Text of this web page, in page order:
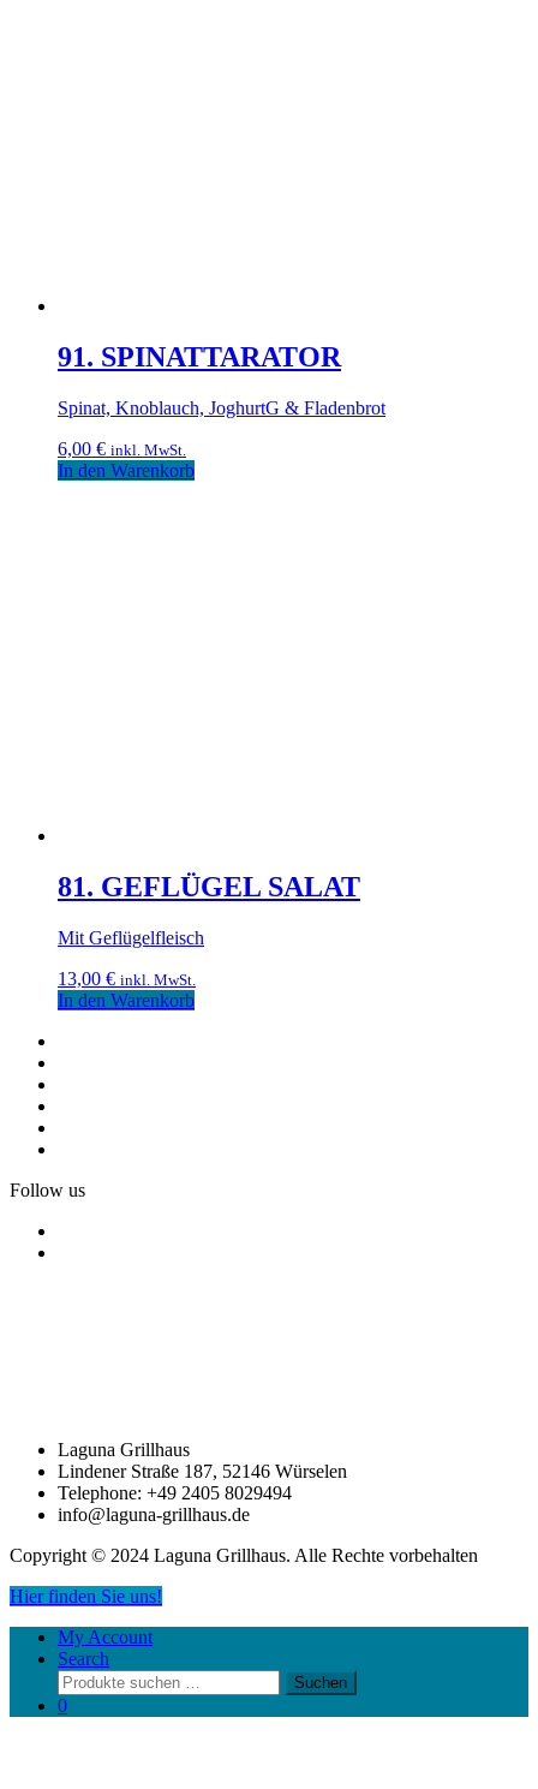
91. SPINATTARATOR
Spinat, Knoblauch, JoghurtG & Fladenbrot
6,00 € inkl. MwSt.
In den Warenkorb
81. GEFLÜGEL SALAT
Mit Geflügelfleisch
13,00 € inkl. MwSt.
In den Warenkorb
Follow us
Laguna Grillhaus
Lindener Straße 187, 52146 Würselen
Telephone: +49 2405 8029494
info@laguna-grillhaus.de
Copyright © 2024 Laguna Grillhaus. Alle Rechte vorbehalten
Hier finden Sie uns!
My Account
Search
Suchen
nach:
Suchen
0